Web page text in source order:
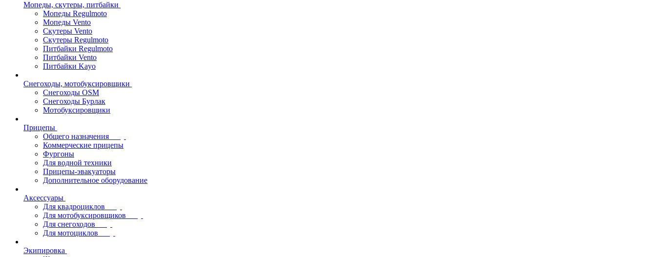
Мопеды, скутеры, питбайки
Мопеды Regulmoto
Мопеды Vento
Скутеры Vento
Скутеры Regulmoto
Питбайки Regulmoto
Питбайки Vento
Питбайки Kayo
Снегоходы, мотобуксировщики
Снегоходы OSM
Снегоходы Бурлак
Мотобуксировщики
Прицепы
Общего назначения
Коммерческие прицепы
Фургоны
Для водной техники
Прицепы-эвакуаторы
Дополнительное оборудование
Аксессуары
Для квадроциклов
Для мотобуксировщиков
Для снегоходов
Для мотоциклов
Экипировка